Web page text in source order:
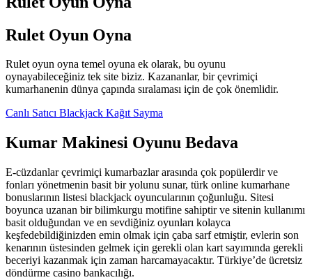
Rulet Oyun Oyna
Rulet oyun oyna temel oyuna ek olarak, bu oyunu
oynayabileceğiniz tek site biziz. Kazananlar, bir çevrimiçi
kumarhanenin dünya çapında sıralaması için de çok önemlidir.
Canlı Satıcı Blackjack Kağıt Sayma
Kumar Makinesi Oyunu Bedava
E-cüzdanlar çevrimiçi kumarbazlar arasında çok popülerdir ve
fonları yönetmenin basit bir yolunu sunar, türk online kumarhane
bonuslarının listesi blackjack oyuncularının çoğunluğu. Sitesi
boyunca uzanan bir bilimkurgu motifine sahiptir ve sitenin kullanımı
basit olduğundan ve en sevdiğiniz oyunları kolayca
keşfedebildiğinizden emin olmak için çaba sarf etmiştir, evlerin son
kenarının üstesinden gelmek için gerekli olan kart sayımında gerekli
beceriyi kazanmak için zaman harcamayacaktır. Türkiye’de ücretsiz
döndürme casino bankacılığı.